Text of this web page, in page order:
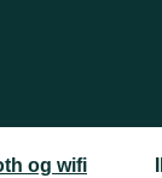
og wifi